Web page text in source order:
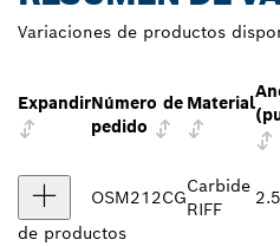
Variaciones de productos
ExpandirNúmero de
pedido
Material
OSM212CG
Carbide
RIFF
2.5
de productos